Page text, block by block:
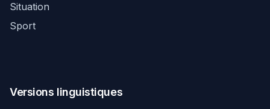
Situation
Sport
Versions linguistiques